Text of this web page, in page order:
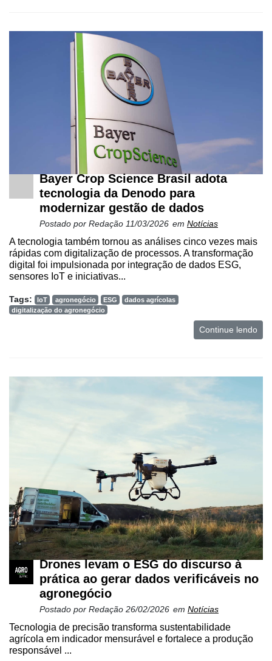
Bayer Crop Science Brasil adota
tecnologia da Denodo para
modernizar gestão de dados
Postado por Redação 11/03/2026 em Notícias
A tecnologia também tornou as análises cinco vezes mais
rápidas com digitalização de processos. A transformação
digital foi impulsionada por integração de dados ESG,
sensores IoT e iniciativas...
Tags: IoT agronegócio ESG
dados agrícolas
digitalização do agronegócio
Continue lendo
Drones levam o ESG do discurso à
prática ao gerar dados verificáveis no
agronegócio
Postado por Redação 26/02/2026 em Notícias
Tecnologia de precisão transforma sustentabilidade
agrícola em indicador mensurável e fortalece a produção
responsável ...